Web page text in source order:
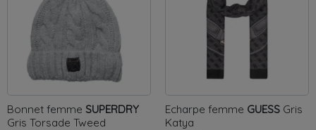
Bonnet femme SUPERDRY
Gris Torsade Tweed
Echarpe femme GUESS Gris
Katya